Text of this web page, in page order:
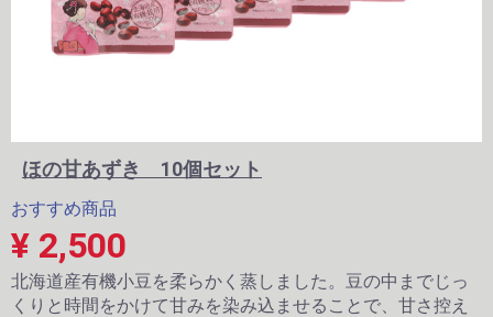
ほの甘あずき 10個セット
おすすめ商品
¥ 2,500
北海道産有機小豆を柔らかく蒸しました。豆の中までじっ
くりと時間をかけて甘みを染み込ませることで、甘さ控え